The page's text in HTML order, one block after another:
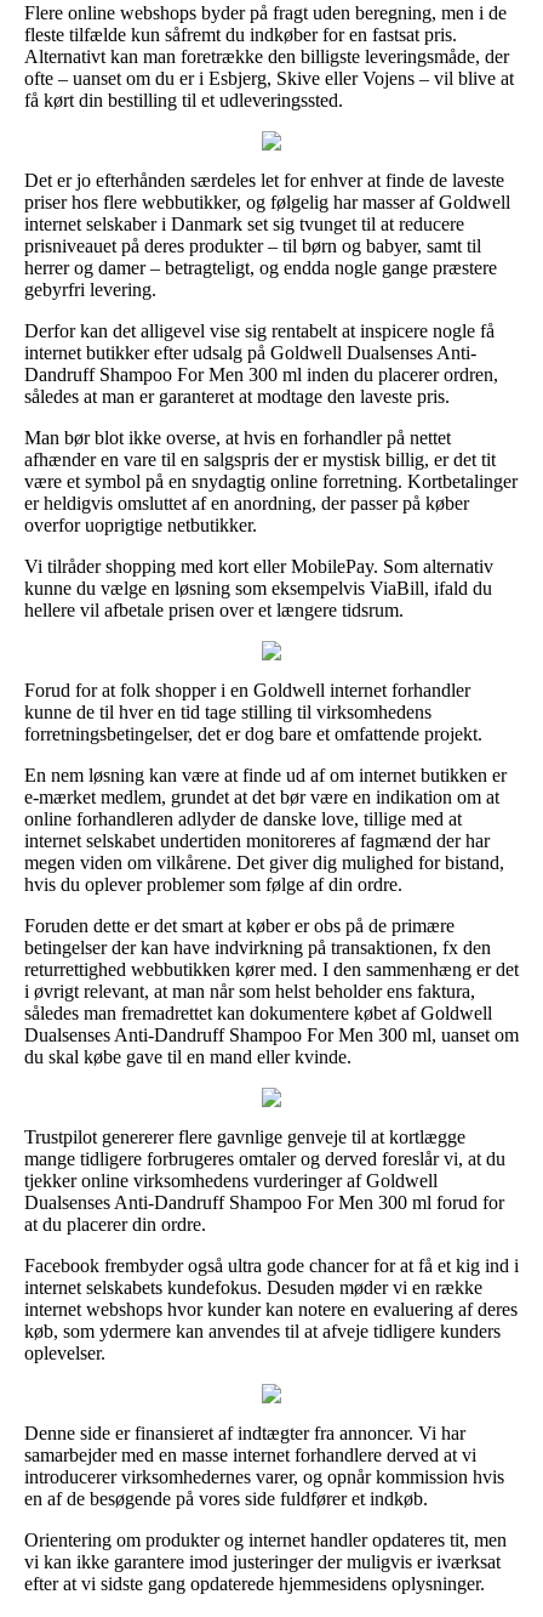
Flere online webshops byder på fragt uden beregning, men i de
fleste tilfælde kun såfremt du indkøber for en fastsat pris.
Alternativt kan man foretrække den billigste leveringsmåde, der
ofte – uanset om du er i Esbjerg, Skive eller Vojens – vil blive at
få kørt din bestilling til et udleveringssted.
Det er jo efterhånden særdeles let for enhver at finde de laveste
priser hos flere webbutikker, og følgelig har masser af Goldwell
internet selskaber i Danmark set sig tvunget til at reducere
prisniveauet på deres produkter – til børn og babyer, samt til
herrer og damer – betragteligt, og endda nogle gange præstere
gebyrfri levering.
Derfor kan det alligevel vise sig rentabelt at inspicere nogle få
internet butikker efter udsalg på Goldwell Dualsenses Anti-
Dandruff Shampoo For Men 300 ml inden du placerer ordren,
således at man er garanteret at modtage den laveste pris.
Man bør blot ikke overse, at hvis en forhandler på nettet
afhænder en vare til en salgspris der er mystisk billig, er det tit
være et symbol på en snydagtig online forretning. Kortbetalinger
er heldigvis omsluttet af en anordning, der passer på køber
overfor uoprigtige netbutikker.
Vi tilråder shopping med kort eller MobilePay. Som alternativ
kunne du vælge en løsning som eksempelvis ViaBill, ifald du
hellere vil afbetale prisen over et længere tidsrum.
Forud for at folk shopper i en Goldwell internet forhandler
kunne de til hver en tid tage stilling til virksomhedens
forretningsbetingelser, det er dog bare et omfattende projekt.
En nem løsning kan være at finde ud af om internet butikken er
e-mærket medlem, grundet at det bør være en indikation om at
online forhandleren adlyder de danske love, tillige med at
internet selskabet undertiden monitoreres af fagmænd der har
megen viden om vilkårene. Det giver dig mulighed for bistand,
hvis du oplever problemer som følge af din ordre.
Foruden dette er det smart at køber er obs på de primære
betingelser der kan have indvirkning på transaktionen, fx den
returrettighed webbutikken kører med. I den sammenhæng er det
i øvrigt relevant, at man når som helst beholder ens faktura,
således man fremadrettet kan dokumentere købet af Goldwell
Dualsenses Anti-Dandruff Shampoo For Men 300 ml, uanset om
du skal købe gave til en mand eller kvinde.
Trustpilot genererer flere gavnlige genveje til at kortlægge
mange tidligere forbrugeres omtaler og derved foreslår vi, at du
tjekker online virksomhedens vurderinger af Goldwell
Dualsenses Anti-Dandruff Shampoo For Men 300 ml forud for
at du placerer din ordre.
Facebook frembyder også ultra gode chancer for at få et kig ind i
internet selskabets kundefokus. Desuden møder vi en række
internet webshops hvor kunder kan notere en evaluering af deres
køb, som ydermere kan anvendes til at afveje tidligere kunders
oplevelser.
Denne side er finansieret af indtægter fra annoncer. Vi har
samarbejder med en masse internet forhandlere derved at vi
introducerer virksomhedernes varer, og opnår kommission hvis
en af de besøgende på vores side fuldfører et indkøb.
Orientering om produkter og internet handler opdateres tit, men
vi kan ikke garantere imod justeringer der muligvis er iværksat
efter at vi sidste gang opdaterede hjemmesidens oplysninger.